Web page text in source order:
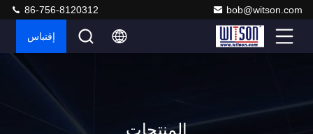
bob@witson.com
86-756-8120312
إقتباس
المنتجات